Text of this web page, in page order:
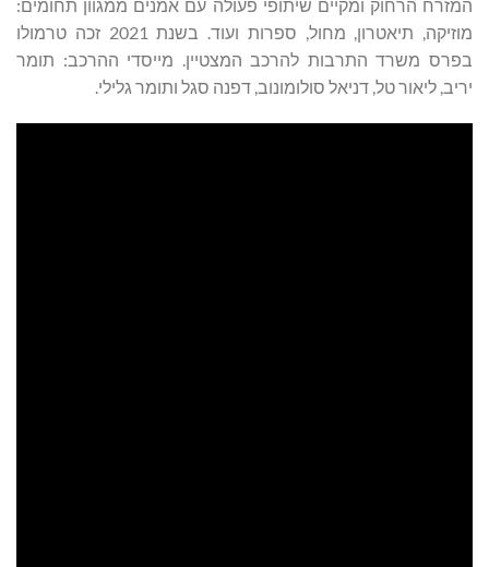
המזרח הרחוק ומקיים שיתופי פעולה עם אמנים ממגוון תחומים:
מוזיקה, תיאטרון, מחול, ספרות ועוד. בשנת 2021 זכה טרמולו
בפרס משרד התרבות להרכב המצטיין. מייסדי ההרכב: תומר
יריב, ליאור טל, דניאל סולומונוב, דפנה סגל ותומר גלילי.